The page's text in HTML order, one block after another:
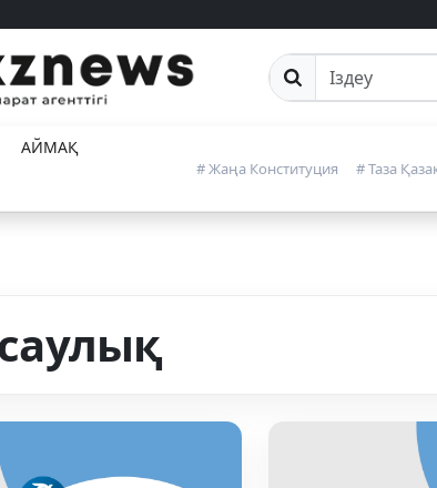
Сайттан іздеу
АЙМАҚ
# Жаңа Конституция # Таза